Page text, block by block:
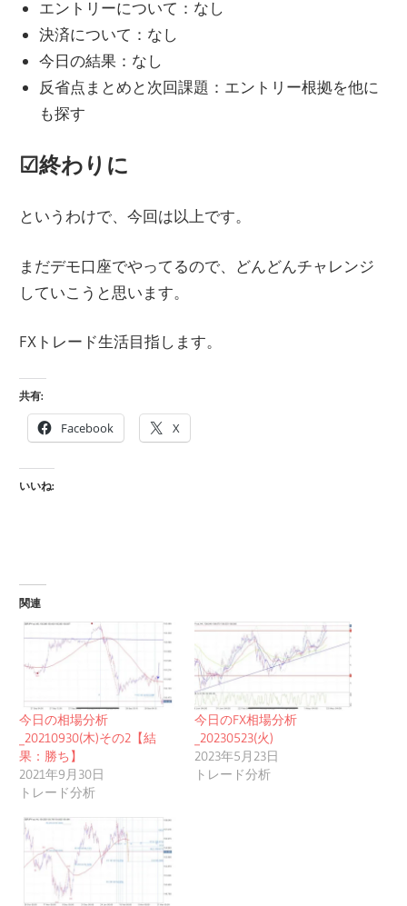
エントリーについて：なし
決済について：なし
今日の結果：なし
反省点まとめと次回課題：エントリー根拠を他に
も探す
☑︎終わりに
というわけで、今回は以上です。
まだデモ口座でやってるので、どんどんチャレンジ
していこうと思います。
FXトレード生活目指します。
共有:
Facebook X
いいね:
関連
今日の相場分析
_20210930(木)その2【結
果：勝ち】
2021年9月30日
トレード分析
今日のFX相場分析
_20230523(火)
2023年5月23日
トレード分析